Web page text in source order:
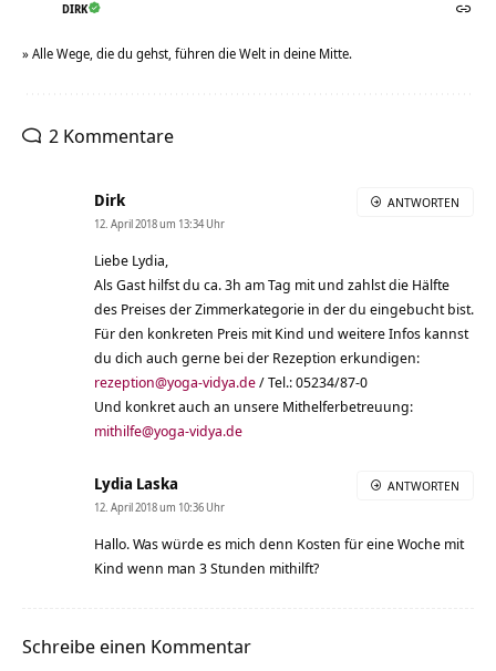
DIRK
» Alle Wege, die du gehst, führen die Welt in deine Mitte.
2 Kommentare
Dirk
12. April 2018 um 13:34 Uhr
Liebe Lydia,
Als Gast hilfst du ca. 3h am Tag mit und zahlst die Hälfte
des Preises der Zimmerkategorie in der du eingebucht bist.
Für den konkreten Preis mit Kind und weitere Infos kannst
du dich auch gerne bei der Rezeption erkundigen:
rezeption@yoga-vidya.de/ Tel.: 05234/87-0
Und konkret auch an unsere Mithelferbetreuung:
mithilfe@yoga-vidya.de
ANTWORTEN
Lydia Laska
12. April 2018 um 10:36 Uhr
Hallo. Was würde es mich denn Kosten für eine Woche mit
Kind wenn man 3 Stunden mithilft?
ANTWORTEN
Schreibe einen Kommentar